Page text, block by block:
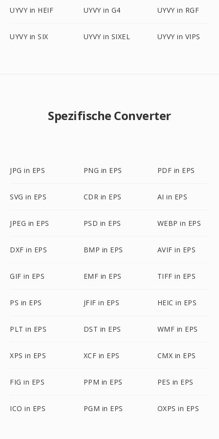
UYVY in HEIF UYVY in G4 UYVY in RGF
UYVY in SIX UYVY in SIXEL UYVY in VIPS
Spezifische Converter
JPG in EPS PNG in EPS PDF in EPS
SVG in EPS CDR in EPS AI in EPS
JPEG in EPS PSD in EPS WEBP in EPS
DXF in EPS BMP in EPS AVIF in EPS
GIF in EPS EMF in EPS TIFF in EPS
PS in EPS JFIF in EPS HEIC in EPS
PLT in EPS DST in EPS WMF in EPS
XPS in EPS XCF in EPS CMX in EPS
FIG in EPS PPM in EPS PES in EPS
ICO in EPS PGM in EPS OXPS in EPS